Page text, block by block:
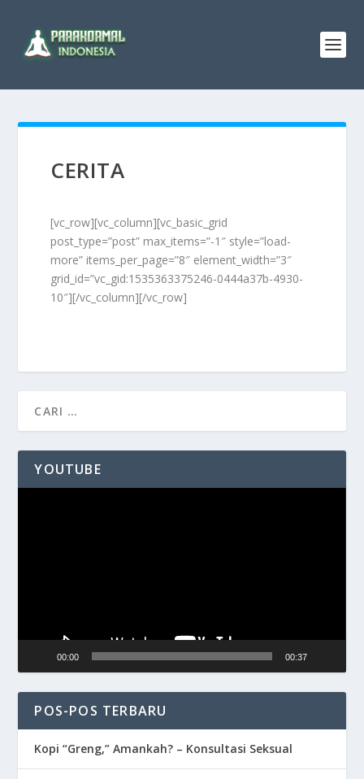
CERITA
[vc_row][vc_column][vc_basic_grid
post_type=”post” max_items=”-1″ style=”load-
more” items_per_page=”8″ element_width=”3″
grid_id=”vc_gid:1535363375246-0444a37b-4930-
10″][/vc_column][/vc_row]
YOUTUBE
00:00 00:37
POS-POS TERBARU
Kopi “Greng,” Amankah? – Konsultasi Seksual